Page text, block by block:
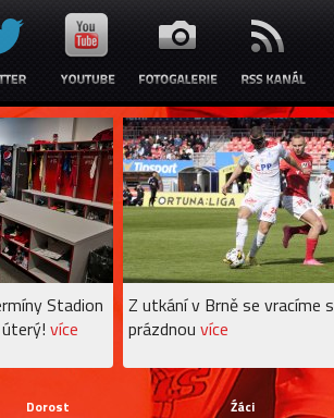
Stadion
více
Z utkání v Brně se vracíme s
prázdnou více
Dorost
Źáci